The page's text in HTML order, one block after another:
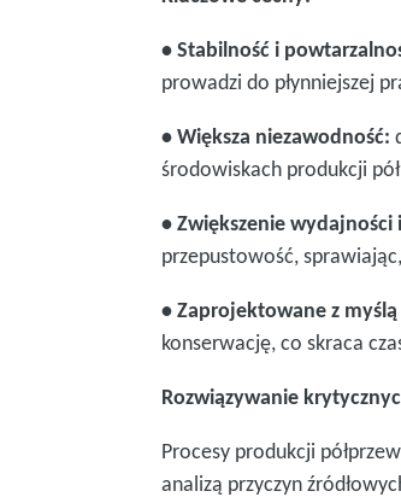
• Stabilność i
prowadzi do płynniejszej
• Większa niezawodność:
środowiskach produkcji
• Zwiększenie
przepustowość,
• Zaprojektowane z
konserwację, co skraca
Rozwiązywanie
Procesy produkcji
analizą przyczyn